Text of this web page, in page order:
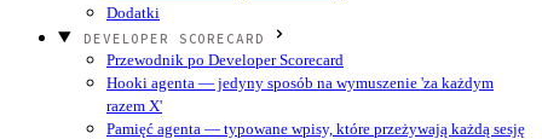
Dodatki
DEVELOPER SCORECARD
Przewodnik po Developer Scorecard
Hooki agenta — jedyny sposób na wymuszenie 'za każdym
razem X'
Pamięć agenta — typowane wpisy, które przeżywają każdą sesję